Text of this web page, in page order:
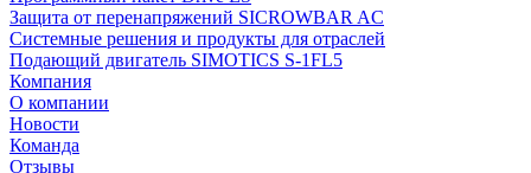
Защита от перенапряжений SICROWBAR AC
Системные решения и продукты для отраслей
Подающий двигатель SIMOTICS S-1FL5
Компания
О компании
Новости
Команда
Отзывы